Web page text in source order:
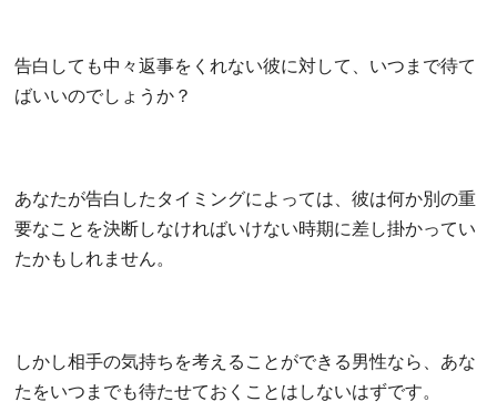
告白しても中々返事をくれない彼に対して、いつまで待て
ばいいのでしょうか？
あなたが告白したタイミングによっては、彼は何か別の重
要なことを決断しなければいけない時期に差し掛かってい
たかもしれません。
しかし相手の気持ちを考えることができる男性なら、あな
たをいつまでも待たせておくことはしないはずです。